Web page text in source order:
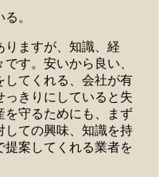
。
りますが、知識、経
す。安いから良い、
してくれる、会社が有
っきりにしていると失
を守るためにも、まず
しての興味、知識を持
提案してくれる業者を